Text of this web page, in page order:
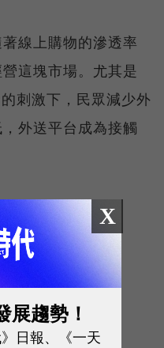
線上購物的滲透率
這塊市場。尤其是
刺激下，民眾減少外
外送平台成為接觸
星倉
X
展趨勢！
日報、《一天